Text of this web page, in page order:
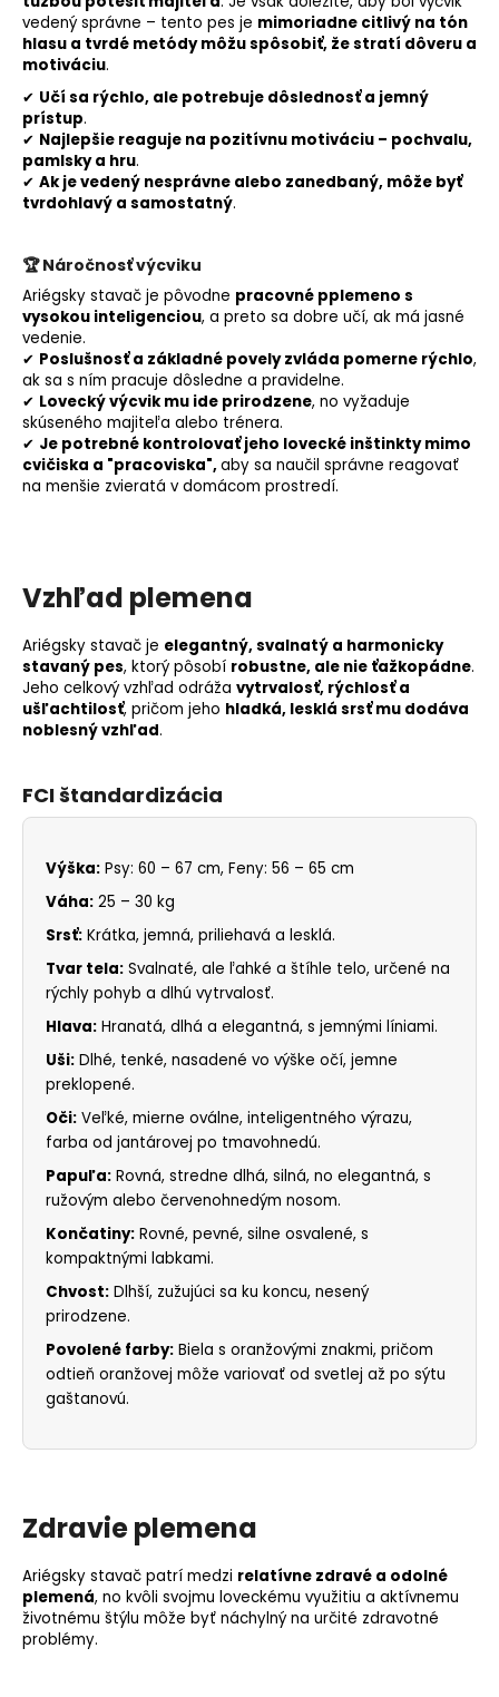
vedený správne – tento pes je mimoriadne citlivý na tón
hlasu a tvrdé metódy môžu spôsobiť, že stratí dôveru a
motiváciu.
✔ Učí sa rýchlo, ale potrebuje dôslednosť a jemný
prístup.
✔ Najlepšie reaguje na pozitívnu motiváciu – pochvalu,
pamlsky a hru.
✔ Ak je vedený nesprávne alebo zanedbaný, môže byť
tvrdohlavý a samostatný.
🏆Náročnosť výcviku
Ariégsky stavač je pôvodne pracovné pplemeno s
vysokou inteligenciou, a preto sa dobre učí, ak má jasné
vedenie.
✔ Poslušnosť a základné povely zvláda pomerne rýchlo,
ak sa s ním pracuje dôsledne a pravidelne.
✔ Lovecký výcvik mu ide prirodzene, no vyžaduje
skúseného majiteľa alebo trénera.
✔ Je potrebné kontrolovať jeho lovecké inštinkty mimo
cvičiska a "pracoviska",aby sa naučil správne reagovať
na menšie zvieratá v domácom prostredí.
Vzhľad plemena
Ariégsky stavač je elegantný, svalnatý a harmonicky
stavaný pes, ktorý pôsobí robustne, ale nie ťažkopádne.
Jeho celkový vzhľad odráža vytrvalosť, rýchlosť a
ušľachtilosť, pričom jeho hladká, lesklá srsť mu dodáva
noblesný vzhľad.
FCI štandardizácia
Výška: Psy: 60 – 67 cm, Feny: 56 – 65 cm
Váha: 25 – 30 kg
Srsť: Krátka, jemná, priliehavá a lesklá.
Tvar tela: Svalnaté, ale ľahké a štíhle telo, určené na
rýchly pohyb a dlhú vytrvalosť.
Hlava: Hranatá, dlhá a elegantná, s jemnými líniami.
Uši: Dlhé, tenké, nasadené vo výške očí, jemne
preklopené.
Oči: Veľké, mierne oválne, inteligentného výrazu,
farba od jantárovej po tmavohnedú.
Papuľa: Rovná, stredne dlhá, silná, no elegantná, s
ružovým alebo červenohnedým nosom.
Končatiny: Rovné, pevné, silne osvalené, s
kompaktnými labkami.
Chvost: Dlhší, zužujúci sa ku koncu, nesený
prirodzene.
Povolené farby: Biela s oranžovými znakmi, pričom
odtieň oranžovej môže variovať od svetlej až po sýtu
gaštanovú.
Zdravie plemena
Ariégsky stavač patrí medzi relatívne zdravé a odolné
plemená, no kvôli svojmu loveckému využitiu a aktívnemu
životnému štýlu môže byť náchylný na určité zdravotné
problémy.